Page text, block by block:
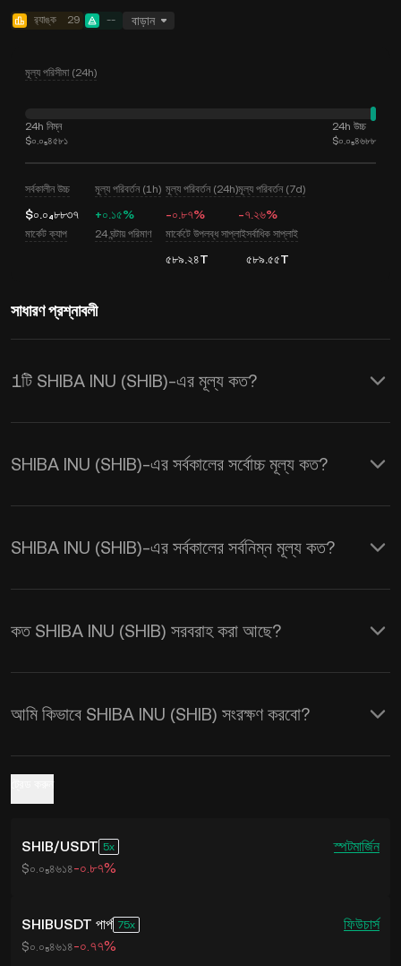
র‍্যাঙ্ক 29 -- বাড়ান
মূল্য পরিসীমা (24h)
24h নিম্ন
$০.০₅৪৫৮১
24h উচ্চ
$০.০₅৪৬৮৮
সর্বকালীন উচ্চ
$০.০₄৮৮৩৭
মূল্য পরিবর্তন (1h)
+০.১৫%
মূল্য পরিবর্তন (24h)
-০.৮৭%
মূল্য পরিবর্তন (7d)
-৭.২৬%
মার্কেট ক্যাপ 24 ঘন্টায় পরিমাণ মার্কেটে উপলব্ধ সাপ্লাই
৫৮৯.২৪T
সর্বাধিক সাপ্লাই
৫৮৯.৫৫T
সাধারণ প্রশ্নাবলী
1টি SHIBA INU (SHIB)-এর মূল্য কত?
KuCoin, SHIBA INU (SHIB)-এর জন্য রিয়েল-
টাইম USD মূল্য আপডেট প্রদান করে। SHIBA
থেকে USD এক্সচেঞ্জ হারগুলি পেতে KuCoin
SHIBA INU (SHIB)-এর সর্বকালের সর্বোচ্চ মূল্য কত?
SHIBA INU (SHIB)-এর সর্বকালের সর্বনিম্ন মূল্য কত?
কত SHIBA INU (SHIB) সরবরাহ করা আছে?
আমি কিভাবে SHIBA INU (SHIB) সংরক্ষণ করবো?
SHIB/USDT 5 স্পটমার্জিন
$০.০₅৪৬১৪-০.৮৭%
SHIBUSDT পার্প 75 ফিউচার্স
$০.০₅৪৬১৪-০.৭৭%